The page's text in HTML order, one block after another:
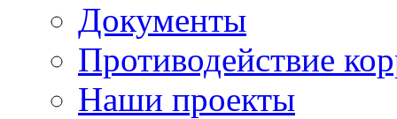
Документы
Противодействие
Наши проекты